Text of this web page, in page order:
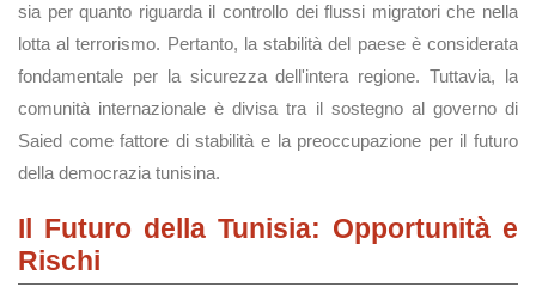
sia per quanto riguarda il controllo dei flussi migratori che nella
lotta al terrorismo. Pertanto, la stabilità del paese è considerata
fondamentale per la sicurezza dell'intera regione. Tuttavia, la
comunità internazionale è divisa tra il sostegno al governo di
Saied come fattore di stabilità e la preoccupazione per il futuro
della democrazia tunisina.
Il Futuro della Tunisia: Opportunità e
Rischi